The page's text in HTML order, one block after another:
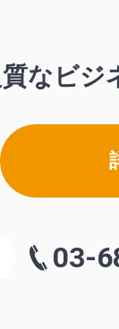
なビジ
03-